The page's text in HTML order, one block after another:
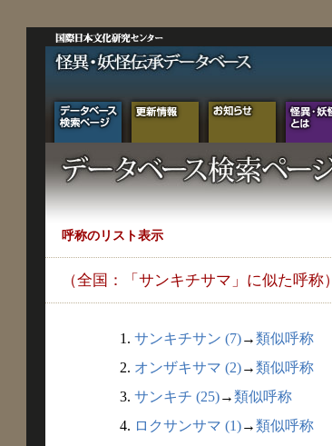
呼称のリスト表示
（全国：「サンキチサマ」に似た呼称）
1. サンキチサン (7)→類似呼称
2. オンザキサマ (2)→類似呼称
3. サンキチ (25)→類似呼称
4. ロクサンサマ (1)→類似呼称